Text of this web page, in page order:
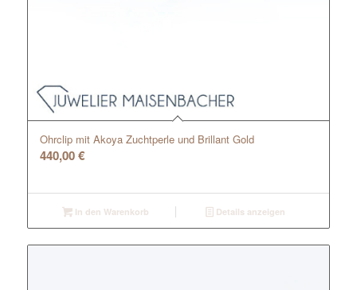
Ohrclip mit Akoya Zuchtperle und Brillant Gold
440,00€
In den Warenkorb Details anzeigen